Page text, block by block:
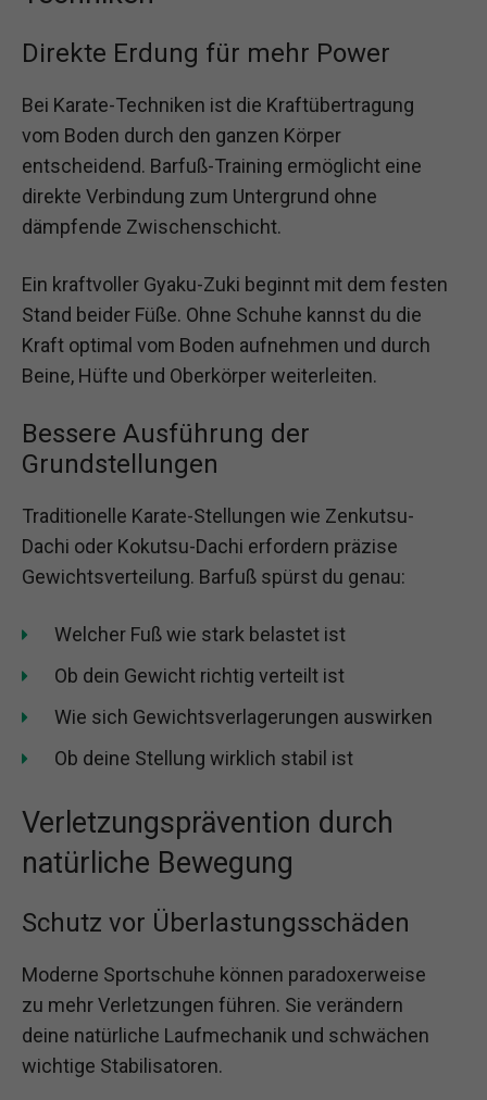
Direkte Erdung für mehr Power
Bei Karate-Techniken ist die Kraftübertragung
vom Boden durch den ganzen Körper
entscheidend. Barfuß-Training ermöglicht eine
direkte Verbindung zum Untergrund ohne
dämpfende Zwischenschicht.
Ein kraftvoller Gyaku-Zuki beginnt mit dem festen
Stand beider Füße. Ohne Schuhe kannst du die
Kraft optimal vom Boden aufnehmen und durch
Beine, Hüfte und Oberkörper weiterleiten.
Bessere Ausführung der
Grundstellungen
Traditionelle Karate-Stellungen wie Zenkutsu-
Dachi oder Kokutsu-Dachi erfordern präzise
Gewichtsverteilung. Barfuß spürst du genau:
Welcher Fuß wie stark belastet ist
Ob dein Gewicht richtig verteilt ist
Wie sich Gewichtsverlagerungen auswirken
Ob deine Stellung wirklich stabil ist
Verletzungsprävention durch
natürliche Bewegung
Schutz vor Überlastungsschäden
Moderne Sportschuhe können paradoxerweise
zu mehr Verletzungen führen. Sie verändern
deine natürliche Laufmechanik und schwächen
wichtige Stabilisatoren.